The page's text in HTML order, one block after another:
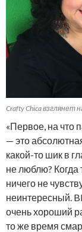
Crafty Chica взглянет
«Первое, на что
— это
какой-то шик в
не люблю?
ничего не
неинтересный.
очень хороший
то же время